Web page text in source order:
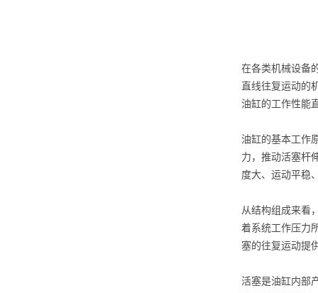
在各类机械设备
直线往复运动的
油缸的工作性能
油缸的基本工作
力，推动活塞杆
度大、运动平稳
从结构组成来看
着系统工作压力
塞的往复运动提
活塞是油缸内部